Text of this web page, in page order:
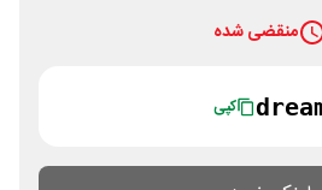
منقضی شده
کپی